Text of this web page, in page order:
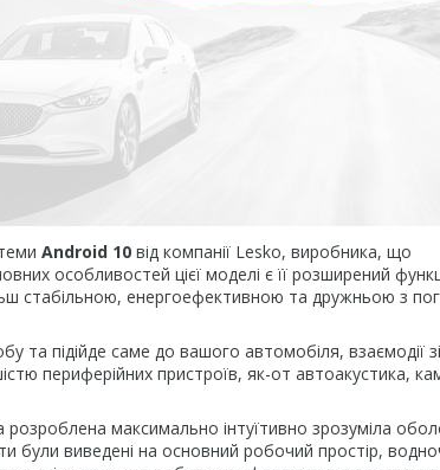
Android 10 від компанії Lesko, виробника, що
особливостей цієї моделі є її розширений
стабільною, енергоефективною та дружньою з
та підійде саме до вашого автомобіля, взаємодії зі
периферійних пристроїв, як-от автоакустика,
розроблена максимально інтуїтивно зрозуміла
були виведені на основний робочий простір,